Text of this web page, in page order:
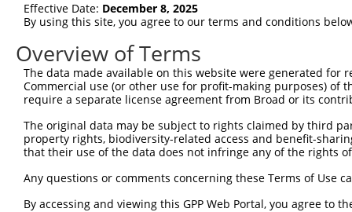
Effective Date: December 8, 2025
By using this site, you agree to our terms and conditions
Overview of Terms
The data made available on this website were generated
Commercial use (or other use for profit-making purposes) of
require a separate license agreement from Broad or its
The original data may be subject to rights claimed by third
property rights, biodiversity-related access and benefit-
that their use of the data does not infringe any of the rights
Any questions or comments concerning these Terms of Use
By accessing and viewing this GPP Web Portal, you agree to